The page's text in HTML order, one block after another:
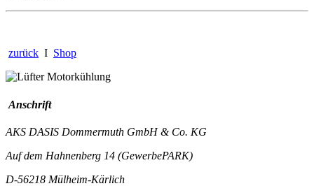
zurück I Shop
Anschrift
AKS DASIS Dommermuth GmbH & Co. KG
Auf dem Hahnenberg 14 (GewerbePARK)
D-56218 Mülheim-Kärlich